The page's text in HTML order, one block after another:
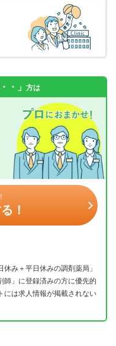
・」 方は
！
休み＋平日休みの調剤薬局」
師」に登録済みの方に優先的
には求人情報が掲載されない